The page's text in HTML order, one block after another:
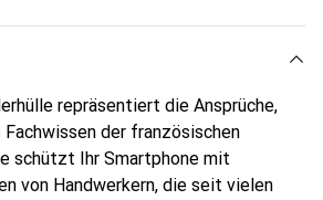
repräsentiert die Ansprüche,
der französischen
schützt Ihr Smartphone mit
von Handwerkern, die seit vielen